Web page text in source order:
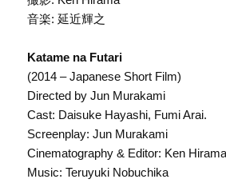
音楽: 延近輝之
Katame na Futari
(2014 – Japanese Short Film)
Directed by Jun Murakami
Cast: Daisuke Hayashi, Fumi Arai.
Screenplay: Jun Murakami
Cinematography & Editor: Ken Hirama
Music: Teruyuki Nobuchika